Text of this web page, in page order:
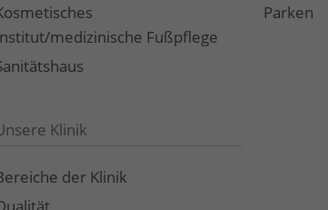
medizinische Fußpflege
Klinik
der Klinik
Parken